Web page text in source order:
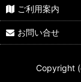
ご利用案内
お問い合せ
Copyright